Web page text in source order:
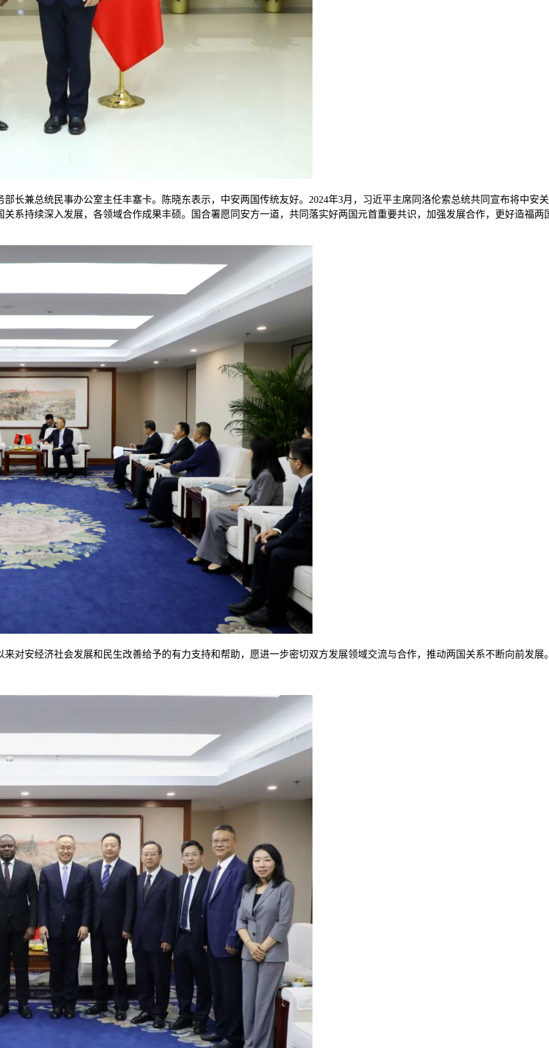
长兼总统民事办公室主任丰塞卡。陈晓东表示，中安两国传统友好。2024年3月，习近平主席同洛伦索总统共同宣布将中安关
系持续深入发展，各领域合作成果丰硕。国合署愿同安方一道，共同落实好两国元首重要共识，加强发展合作，更好造福两
对安经济社会发展和民生改善给予的有力支持和帮助，愿进一步密切双方发展领域交流与合作，推动两国关系不断向前发展